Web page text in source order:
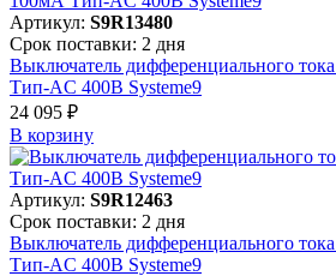
Артикул: S9R13480
Срок поставки: 2 дня
Выключатель дифференциального
Тип-AC 400В Systeme9
24 095 ₽
В корзинy
Артикул: S9R12463
Срок поставки: 2 дня
Выключатель дифференциального
Тип-AC 400В Systeme9